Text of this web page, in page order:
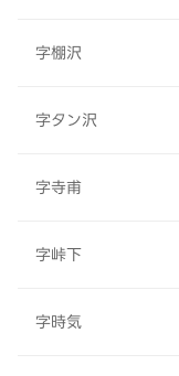
字棚沢
字タン沢
字寺甫
字峠下
字時気